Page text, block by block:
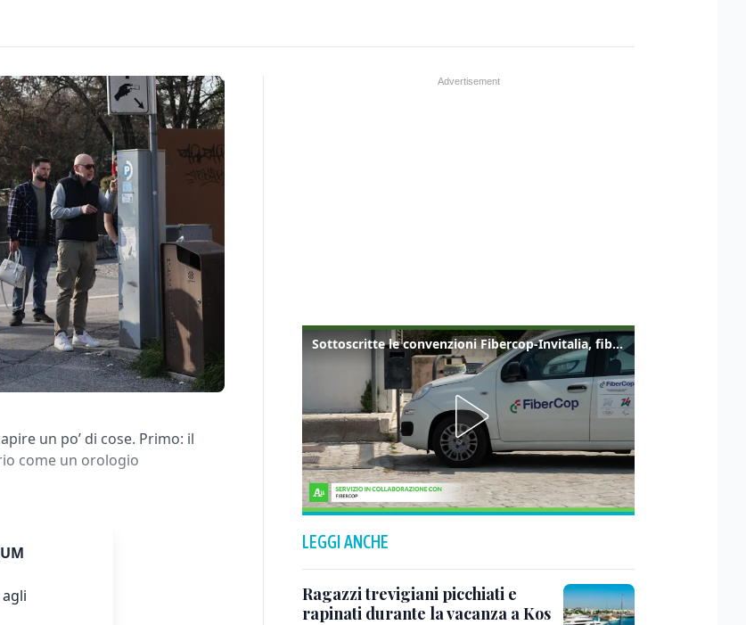
un po’ di cose. Primo: il
come un orologio
Sottoscritte le convenzioni Fibercop-Invitalia, fibra ottica per 477 mila civici
LEGGI ANCHE
Ragazzi trevigiani picchiati e
rapinati durante la vacanza a Kos